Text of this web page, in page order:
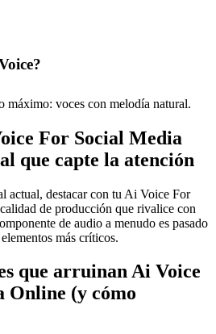
máximo: voces con melodía natural.
For Social Media
que capte la atención
actual, destacar con tu Ai Voice For
de producción que rivalice con
de audio a menudo es pasado
más críticos.
que arruinan Ai Voice
Online (y cómo